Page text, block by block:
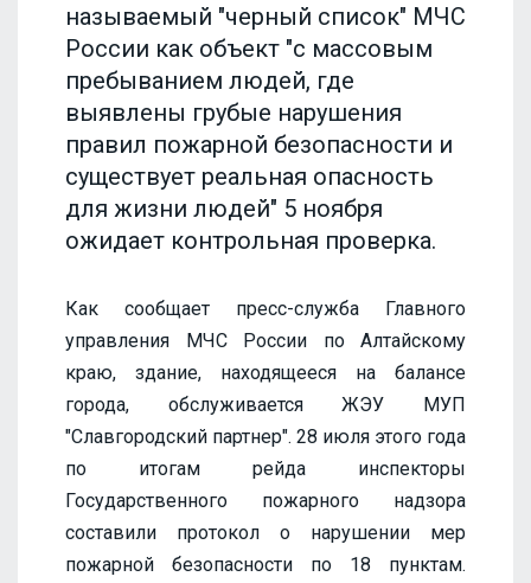
называемый "черный список" МЧС
России как объект "с массовым
пребыванием людей, где
выявлены грубые нарушения
правил пожарной безопасности и
существует реальная опасность
для жизни людей" 5 ноября
ожидает контрольная проверка.
Как сообщает пресс-служба Главного
управления МЧС России по Алтайскому
краю, здание, находящееся на балансе
города, обслуживается ЖЭУ МУП
"Славгородский партнер". 28 июля этого года
по итогам рейда инспекторы
Государственного пожарного надзора
составили протокол о нарушении мер
пожарной безопасности по 18 пунктам.